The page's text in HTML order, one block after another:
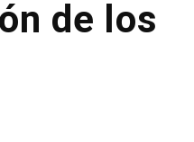
de los